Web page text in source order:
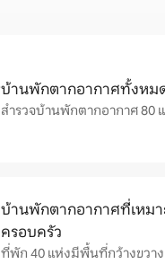
บ้านพักตากอากาศทั้งหม
สำรวจบ้านพักตากอากาศ 80
บ้านพักตากอากาศที่เหม
ครอบครัว
ที่พัก 40 แห่งมีพื้นที่กว้างขวา